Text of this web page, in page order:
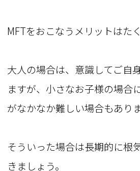
MFTをおこなうメリットはた
大人の場合は、意識してご自
ますが、小さなお子様の場合
がなかなか難しい場合もありま
そういった場合は長期的に根
きましょう。